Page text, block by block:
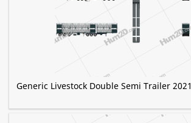
Generic Livestock Double Semi Trailer 2021